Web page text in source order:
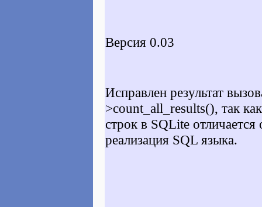
Версия 0.03
Исправлен результат
>count_all_results(), так
строк в SQLite
реализация SQL языка.